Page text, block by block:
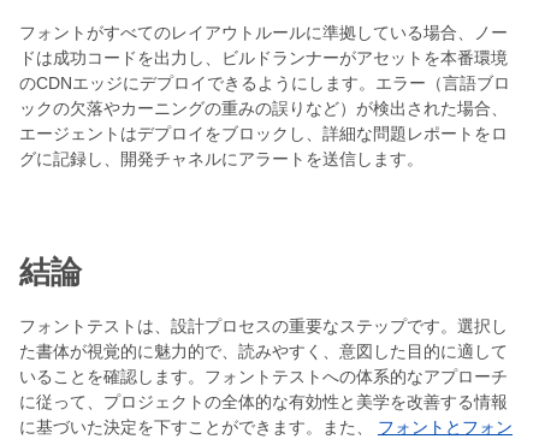
フォントがすべてのレイアウトルールに準拠している場合、ノー
ドは成功コードを出力し、ビルドランナーがアセットを本番環境
のCDNエッジにデプロイできるようにします。エラー（言語ブロ
ックの欠落やカーニングの重みの誤りなど）が検出された場合、
エージェントはデプロイをブロックし、詳細な問題レポートをロ
グに記録し、開発チャネルにアラートを送信します。
結論
フォントテストは、設計プロセスの重要なステップです。選択し
た書体が視覚的に魅力的で、読みやすく、意図した目的に適して
いることを確認します。フォントテストへの体系的なアプローチ
に従って、プロジェクトの全体的な有効性と美学を改善する情報
に基づいた決定を下すことができます。また、 フォントとフォン